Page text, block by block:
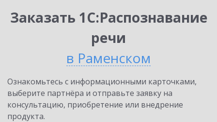
Заказать 1С:Распознавание
речи
в Раменском
Ознакомьтесь с информационными карточками,
выберите партнёра и отправьте заявку на
консультацию, приобретение или внедрение
продукта.